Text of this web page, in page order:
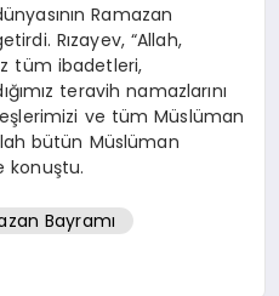
Ramazan
Rızayev, “Allah,
tüm ibadetleri,
teravih namazlarını
ve tüm Müslüman
bütün Müslüman
konuştu.
Bayramı